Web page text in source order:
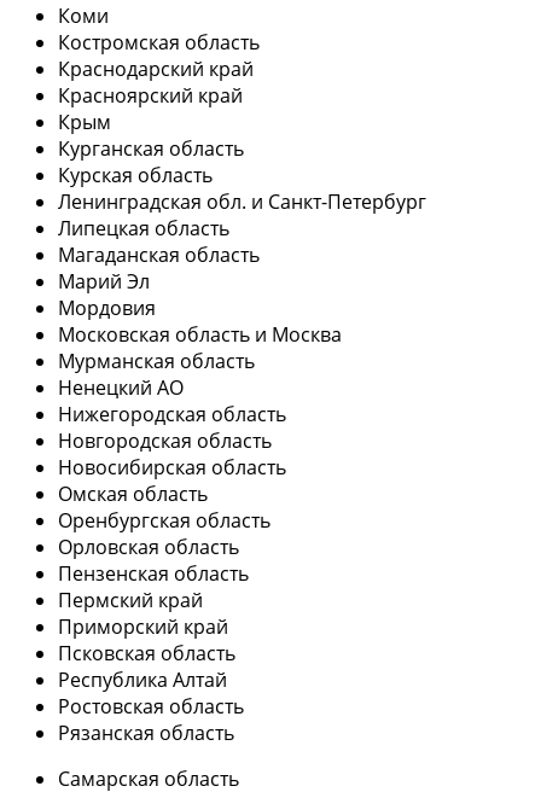
Коми
Костромская область
Краснодарский край
Красноярский край
Крым
Курганская область
Курская область
Ленинградская обл. и Санкт-Петербург
Липецкая область
Магаданская область
Марий Эл
Мордовия
Московская область и Москва
Мурманская область
Ненецкий АО
Нижегородская область
Новгородская область
Новосибирская область
Омская область
Оренбургская область
Орловская область
Пензенская область
Пермский край
Приморский край
Псковская область
Республика Алтай
Ростовская область
Рязанская область
Самарская область